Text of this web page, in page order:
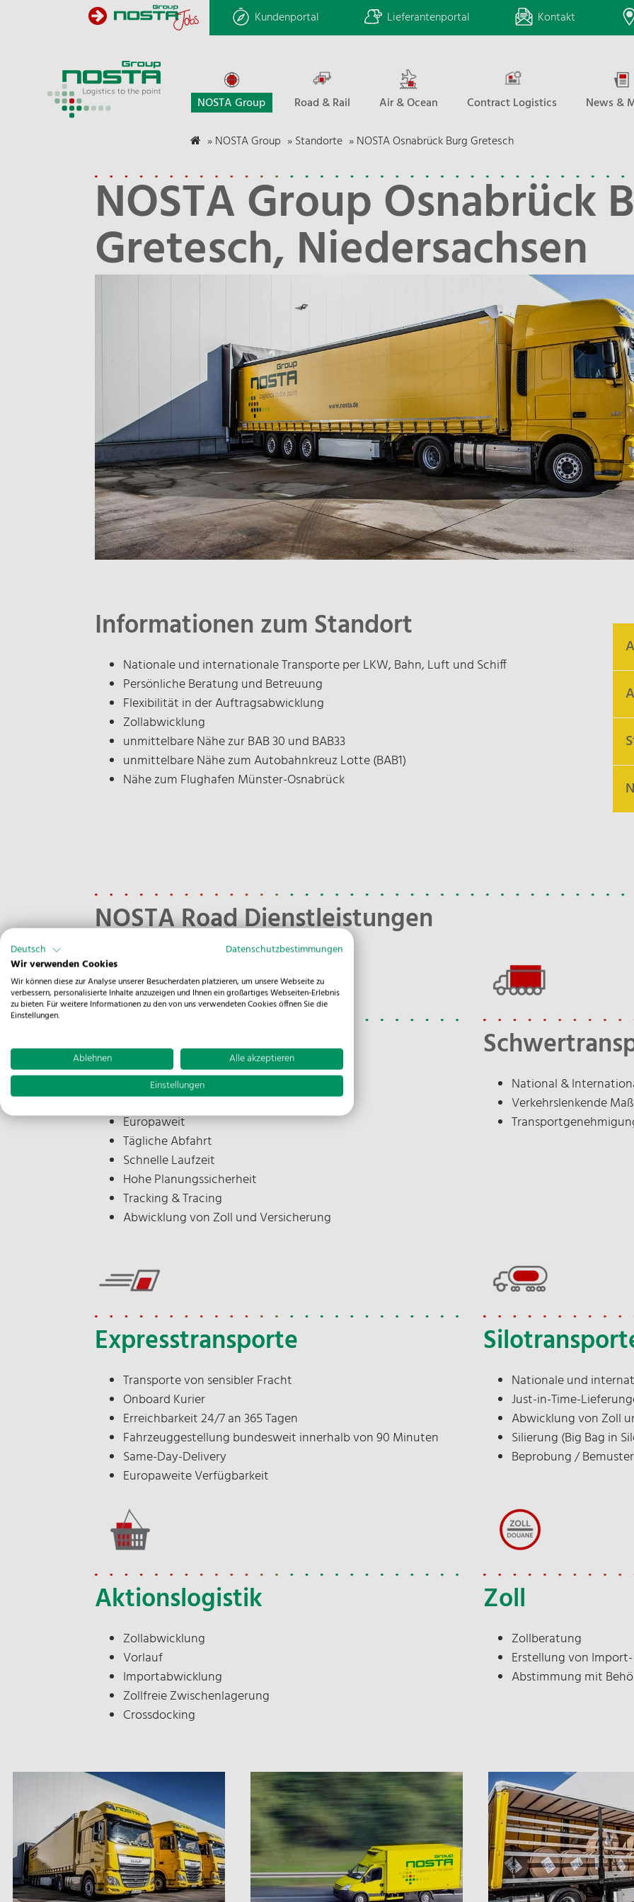
Kundenportal Lieferantenportal Kontakt
NOSTA Group Road & Rail Air & Ocean Contract Logistics News &
»NOSTA Group »Standorte »NOSTA Osnabrück Burg Gretesch
NOSTA Group Osnabrück
Gretesch, Niedersachsen
Informationen zum Standort
Nationale und internationale Transporte per LKW, Bahn, Luft und Schiff
Persönliche Beratung und Betreuung
Flexibilität in der Auftragsabwicklung
Zollabwicklung
unmittelbare Nähe zur BAB 30 und BAB33
unmittelbare Nähe zum Autobahnkreuz Lotte (BAB1)
Nähe zum Flughafen Münster-Osnabrück
NOSTA Road Dienstleistungen
FTL & LTL
Full Truckload
Less Than Truckload
Europaweit
Tägliche Abfahrt
Schnelle Laufzeit
Hohe Planungssicherheit
Tracking & Tracing
Abwicklung von Zoll und Versicherung
National &
Verkehrslenkende
Expresstransporte
Transporte von sensibler Fracht
Onboard Kurier
Erreichbarkeit 24/7 an 365 Tagen
Fahrzeuggestellung bundesweit innerhalb von 90 Minuten
Same-Day-Delivery
Europaweite Verfügbarkeit
Nationale und
Just-in-Time-
Abwicklung von Zoll
Silierung (Big Bag in
Beprobung /
Aktionslogistik
Zollabwicklung
Vorlauf
Importabwicklung
Zollfreie Zwischenlagerung
Crossdocking
Zoll
Zollberatung
Erstellung von
Abstimmung mit
Deutsch
Datenschutzbestimmungen
Wir verwenden Cookies
Wir können diese zur Analyse unserer Besucherdaten platzieren, um unsere Webseite zu
verbessern, personalisierte Inhalte anzuzeigen und Ihnen ein großartiges Webseiten-Erlebnis
zu bieten. Für weitere Informationen zu den von uns verwendeten Cookies öffnen Sie die
Einstellungen.
Ablehnen
Alle akzeptieren
Einstellungen